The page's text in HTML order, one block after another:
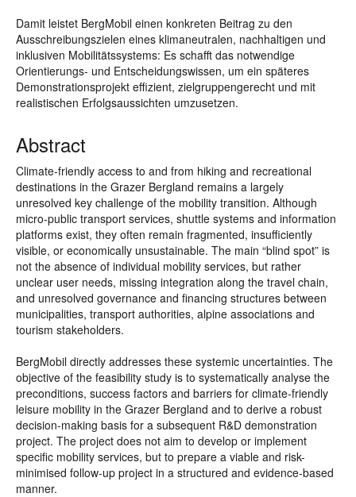
Damit leistet BergMobil einen konkreten Beitrag zu den
Ausschreibungszielen eines klimaneutralen, nachhaltigen und
inklusiven Mobilitätssystems: Es schafft das notwendige
Orientierungs- und Entscheidungswissen, um ein späteres
Demonstrationsprojekt effizient, zielgruppengerecht und mit
realistischen Erfolgsaussichten umzusetzen.
Abstract
Climate-friendly access to and from hiking and recreational
destinations in the Grazer Bergland remains a largely
unresolved key challenge of the mobility transition. Although
micro-public transport services, shuttle systems and information
platforms exist, they often remain fragmented, insufficiently
visible, or economically unsustainable. The main “blind spot” is
not the absence of individual mobility services, but rather
unclear user needs, missing integration along the travel chain,
and unresolved governance and financing structures between
municipalities, transport authorities, alpine associations and
tourism stakeholders.
BergMobil directly addresses these systemic uncertainties. The
objective of the feasibility study is to systematically analyse the
preconditions, success factors and barriers for climate-friendly
leisure mobility in the Grazer Bergland and to derive a robust
decision-making basis for a subsequent R&D demonstration
project. The project does not aim to develop or implement
specific mobility services, but to prepare a viable and risk-
minimised follow-up project in a structured and evidence-based
manner.